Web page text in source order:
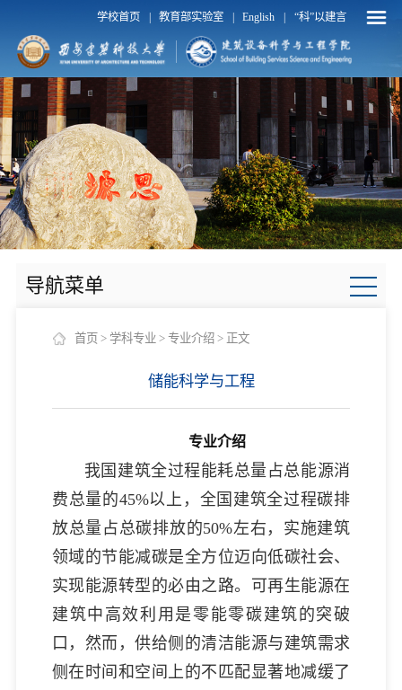
学校首页 教育部实验室 English “科”以建言
导航菜单
首页 > 学科专业> 专业介绍> 正文
储能科学与工程
专业介绍
我国建筑全过程能耗总量占总能源消
费总量的45%以上，全国建筑全过程碳排
放总量占总碳排放的50%左右，实施建筑
领域的节能减碳是全方位迈向低碳社会、
实现能源转型的必由之路。可再生能源在
建筑中高效利用是零能零碳建筑的突破
口，然而，供给侧的清洁能源与建筑需求
侧在时间和空间上的不匹配显著地减缓了